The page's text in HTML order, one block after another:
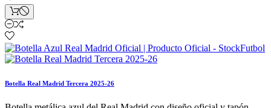
Botella Real Madrid Tercera 2025-26